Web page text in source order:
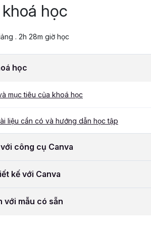
học
. 2h 28m giờ học
học
mục tiêu của khoá học
liệu cần có và hướng dẫn học tập
công cụ Canva
kế với Canva
với mẫu có sẵn